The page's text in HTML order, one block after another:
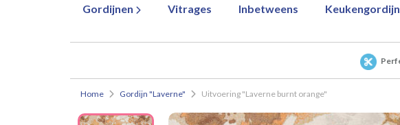
Gordijnen Vitrages Inbetweens
Home Gordijn "Laverne" Uitvoering "Laverne burnt orange"